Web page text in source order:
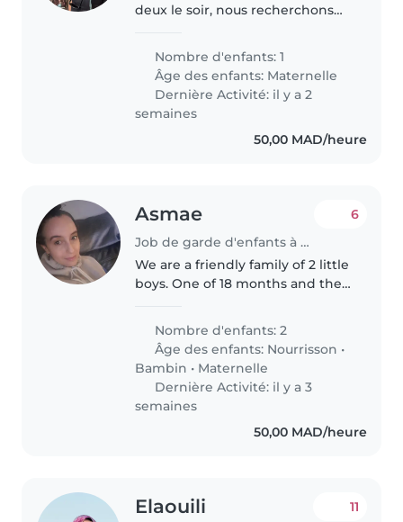
deux le soir, nous recherchons
chercher notre fille de 6 ans à
l'école et s'occuper d'elle de 17h
à 22h environ. Nous..
Nombre d'enfants: 1
Âge des enfants: Maternelle
Dernière Activité: il y a 2
semaines
50,00 MAD/heure
Asmae
Job de garde d'enfants à Tétouan
6
We are a friendly family of 2 little
boys. One of 18 months and the
They are both energetic, curieus
and we will come for the
holidays for 3 weeks..
Nombre d'enfants: 2
Âge des enfants: Nourrisson •
Bambin • Maternelle
Dernière Activité: il y a 3
semaines
50,00 MAD/heure
Elaouili 11